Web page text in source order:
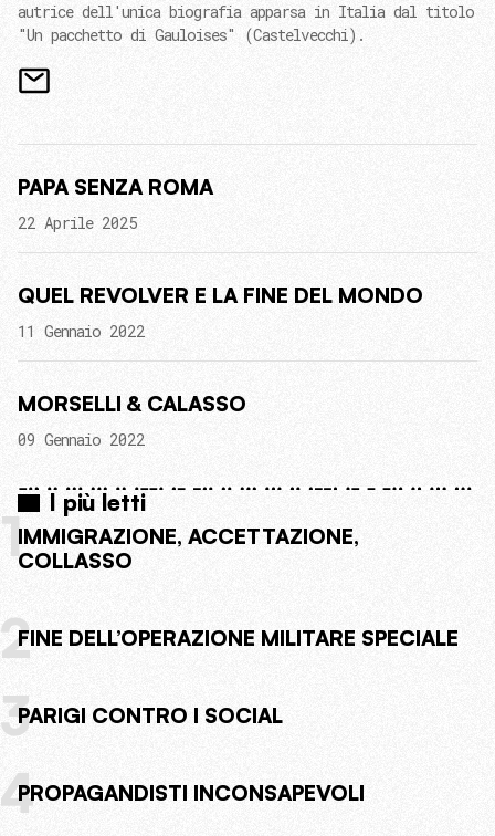
autrice dell'unica biografia apparsa in Italia dal titolo
"Un pacchetto di Gauloises" (Castelvecchi).
PAPA SENZA ROMA
22 Aprile 2025
QUEL REVOLVER E LA FINE DEL MONDO
11 Gennaio 2022
MORSELLI & CALASSO
09 Gennaio 2022
I più letti
1IMMIGRAZIONE, ACCETTAZIONE,
COLLASSO
2FINE DELL’OPERAZIONE MILITARE SPECIALE
3PARIGI CONTRO I SOCIAL
4PROPAGANDISTI INCONSAPEVOLI